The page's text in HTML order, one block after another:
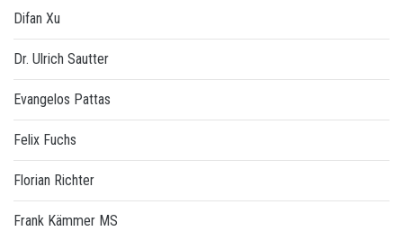
Difan Xu
Dr. Ulrich Sautter
Evangelos Pattas
Felix Fuchs
Florian Richter
Frank Kämmer MS